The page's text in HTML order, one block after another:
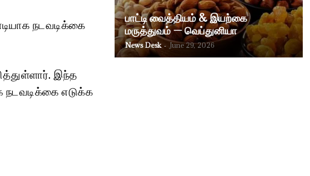
நடவடிக்கை
இந்த
நடவடிக்கை எடுக்க
பாட்டி வைத்தியம் & இயற்கை
மருத்துவம் — வெப்துனியா
News Desk - June 29, 2026